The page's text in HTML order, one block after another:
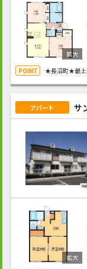
★長沼町★最上
アパート サ